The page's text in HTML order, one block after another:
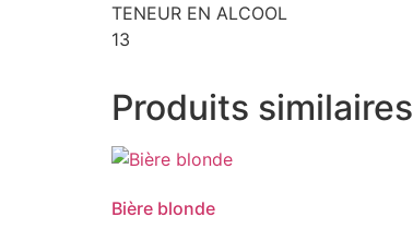
TENEUR EN ALCOOL
13
Produits similaires
Bière blonde